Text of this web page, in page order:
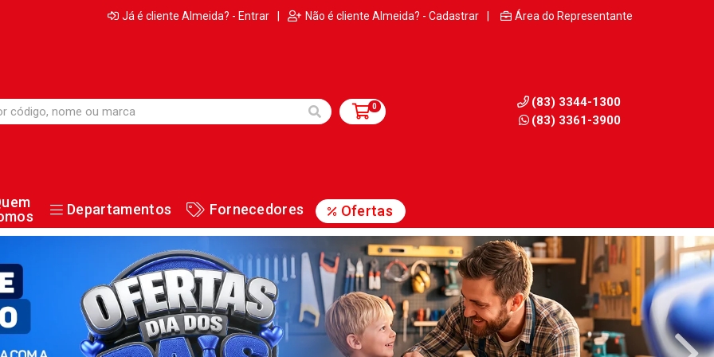
Já é cliente Almeida? - Entrar | Não é cliente Almeida? - Cadastrar | Área do Representante
0
(83) 3344-1300
(83) 3361-3900
Departamentos Fornecedores Ofertas